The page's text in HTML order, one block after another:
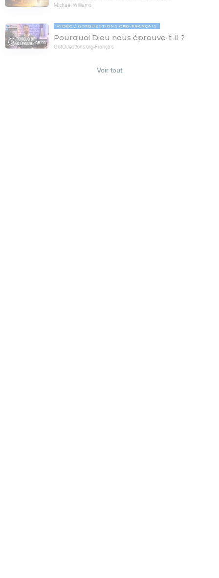
Michaël Williams
05:00
VIDÉO GOTQUESTIONS.ORG-FRANÇAIS
Pourquoi Dieu nous éprouve-t-il ?
GotQuestions.org-Français
Voir tout